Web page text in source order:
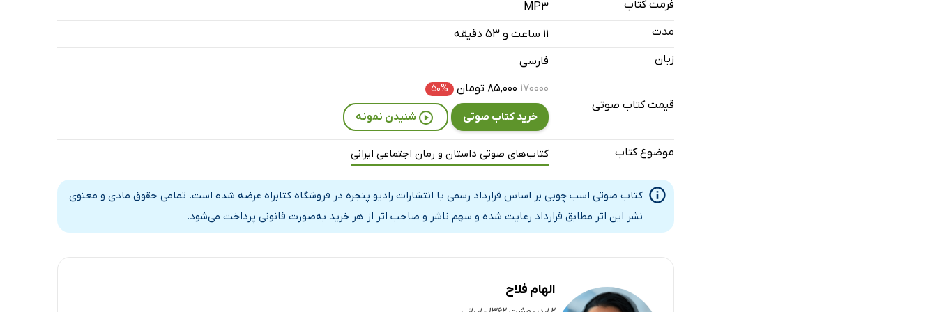
قسمت ده
53 دقیقه قسمت سیزده
قسمت چهارده
فرمت کتاب
MP3
مدت
۱۱ ساعت و ۵۳ دقیقه
زبان
فارسی
قیمت کتاب صوتی
۱۷۰۰۰۰ ۸۵,۰۰۰ تومان ۵۰%
خرید کتاب صوتی شنیدن نمونه
موضوع کتاب کتاب‌های صوتی داستان و رمان اجتماعی ایرانی
کتاب صوتی اسب چوبی بر اساس قرارداد رسمی با انتشارات رادیو پنجره در فروشگاه کتابراه عرضه شده است. تمامی حقوق مادی و معنوی
نشر این اثر مطابق قرارداد رعایت شده و سهم ناشر و صاحب اثر از هر خرید به‌صورت قانونی پرداخت می‌شود.
الهام فلاح